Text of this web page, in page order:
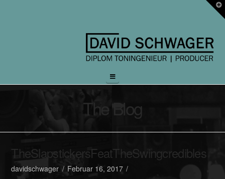
Navigation
The Blog
TheSlapstickersFeatTheSwingcredibles
davidschwager Februar 16, 2017